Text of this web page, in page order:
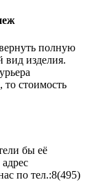
полную
вид изделия.
стоимость
бы её
по тел.:8(495)